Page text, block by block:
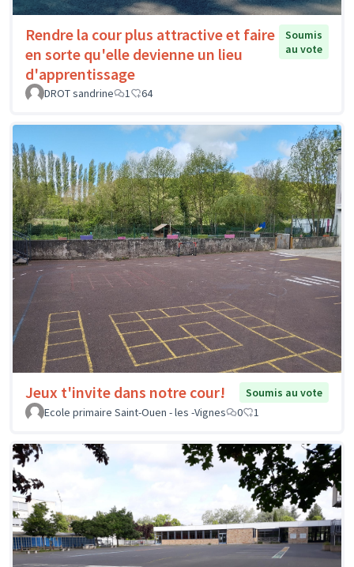
Rendre la cour plus attractive et faire
en sorte qu'elle devienne un lieu
d'apprentissage
Soumis
au vote
DROT sandrine 1 64
Jeux t'invite dans notre cour!
Soumis au vote
Ecole primaire Saint-Ouen - les -Vignes
0 1